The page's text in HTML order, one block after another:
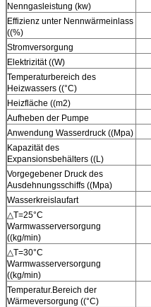
Nenngasleistung (kw)
Effizienz unter Nennwärmeinlass
((%)
Stromversorgung
Elektrizität ((W)
Temperaturbereich des
Heizwassers ((°C)
Heizfläche ((m2)
Aufheben der Pumpe
Anwendung Wasserdruck ((Mpa)
Kapazität des
Expansionsbehälters ((L)
Vorgegebener Druck des
Ausdehnungsschiffs ((Mpa)
Wasserkreislaufart
△T=25°C
Warmwasserversorgung
((kg/min)
△T=30°C
Warmwasserversorgung
((kg/min)
Temperatur.Bereich der
Wärmeversorgung ((°C)